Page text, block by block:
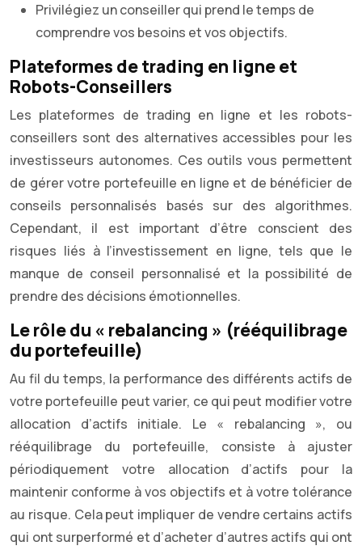
Privilégiez un conseiller qui prend le temps de
comprendre vos besoins et vos objectifs.
Plateformes de trading en ligne et
Robots-Conseillers
Les plateformes de trading en ligne et les robots-
conseillers sont des alternatives accessibles pour les
investisseurs autonomes. Ces outils vous permettent
de gérer votre portefeuille en ligne et de bénéficier de
conseils personnalisés basés sur des algorithmes.
Cependant, il est important d’être conscient des
risques liés à l’investissement en ligne, tels que le
manque de conseil personnalisé et la possibilité de
prendre des décisions émotionnelles.
Le rôle du « rebalancing » (rééquilibrage
du portefeuille)
Au fil du temps, la performance des différents actifs de
votre portefeuille peut varier, ce qui peut modifier votre
allocation d’actifs initiale. Le « rebalancing », ou
rééquilibrage du portefeuille, consiste à ajuster
périodiquement votre allocation d’actifs pour la
maintenir conforme à vos objectifs et à votre tolérance
au risque. Cela peut impliquer de vendre certains actifs
qui ont surperformé et d’acheter d’autres actifs qui ont